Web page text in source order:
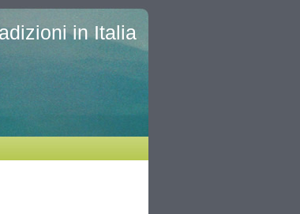
in Italia